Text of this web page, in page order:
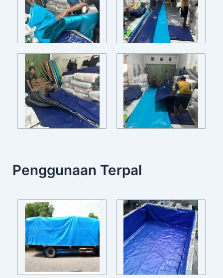
Penggunaan Terpal